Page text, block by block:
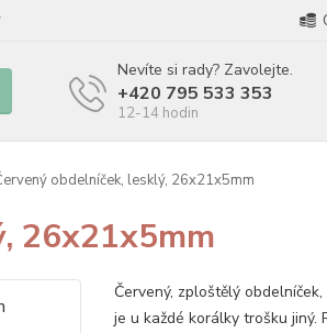
Nevíte si rady? Zavolejte.
+420 795 533 353
12-14 hodin
obdelníček, lesklý, 26x21x5mm
26x21x5mm
Červený, zploštělý
je u každé korálky trošku jiný.